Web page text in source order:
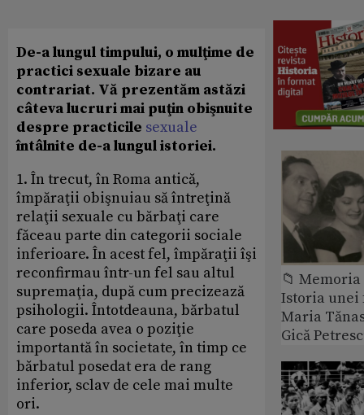
De-a lungul timpului, o mulţime de
practici sexuale bizare au
contrariat. Vă prezentăm astăzi
câteva lucruri mai puţin obişnuite
despre practicile sexuale
întâlnite de-a lungul istoriei.
1. În trecut, în Roma antică,
împăraţii obişnuiau să întreţină
relaţii sexuale cu bărbaţi care
făceau parte din categorii sociale
inferioare. În acest fel, împăraţii îşi
reconfirmau într-un fel sau altul
supremaţia, după cum precizează
psihologii. Întotdeauna, bărbatul
care poseda avea o poziţie
importantă în societate, în timp ce
bărbatul posedat era de rang
inferior, sclav de cele mai multe
ori.
📁
Istoria
Maria
Gică